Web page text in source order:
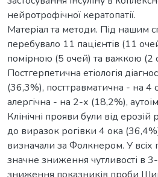
нейротрофічної кератопатії.
Матеріал та методи. Під нашим
перебувало 11 пацієнтів (11
помірною (5 очей) та важкою (2
Постгерпетична етіологія
(36,3%), посттравматична - на 4
алергічна - на 2-х (18,2%),
Клінічні прояви були від
до виразок рогівки 4 ока
визначали за Фолкнером. У всіх
значне зниження чутливості в